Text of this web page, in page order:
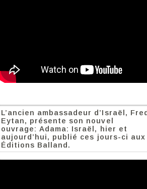
L’ancien ambassadeur d’Israël,
Eytan, présente son nouvel
ouvrage: Adama: Israël, hier et
aujourd’hui, publié ces jours-ci aux
Éditions Balland.